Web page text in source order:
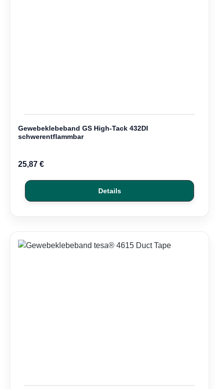
Gewebeklebeband GS High-Tack 432DI
schwerentflammbar
25,87 €
Details